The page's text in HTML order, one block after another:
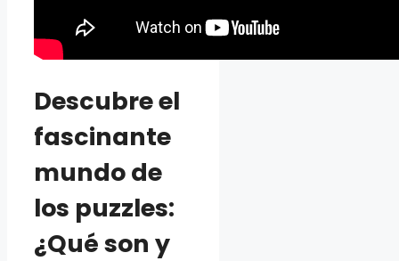
Descubre el
fascinante
mundo de
los puzzles:
¿Qué son y